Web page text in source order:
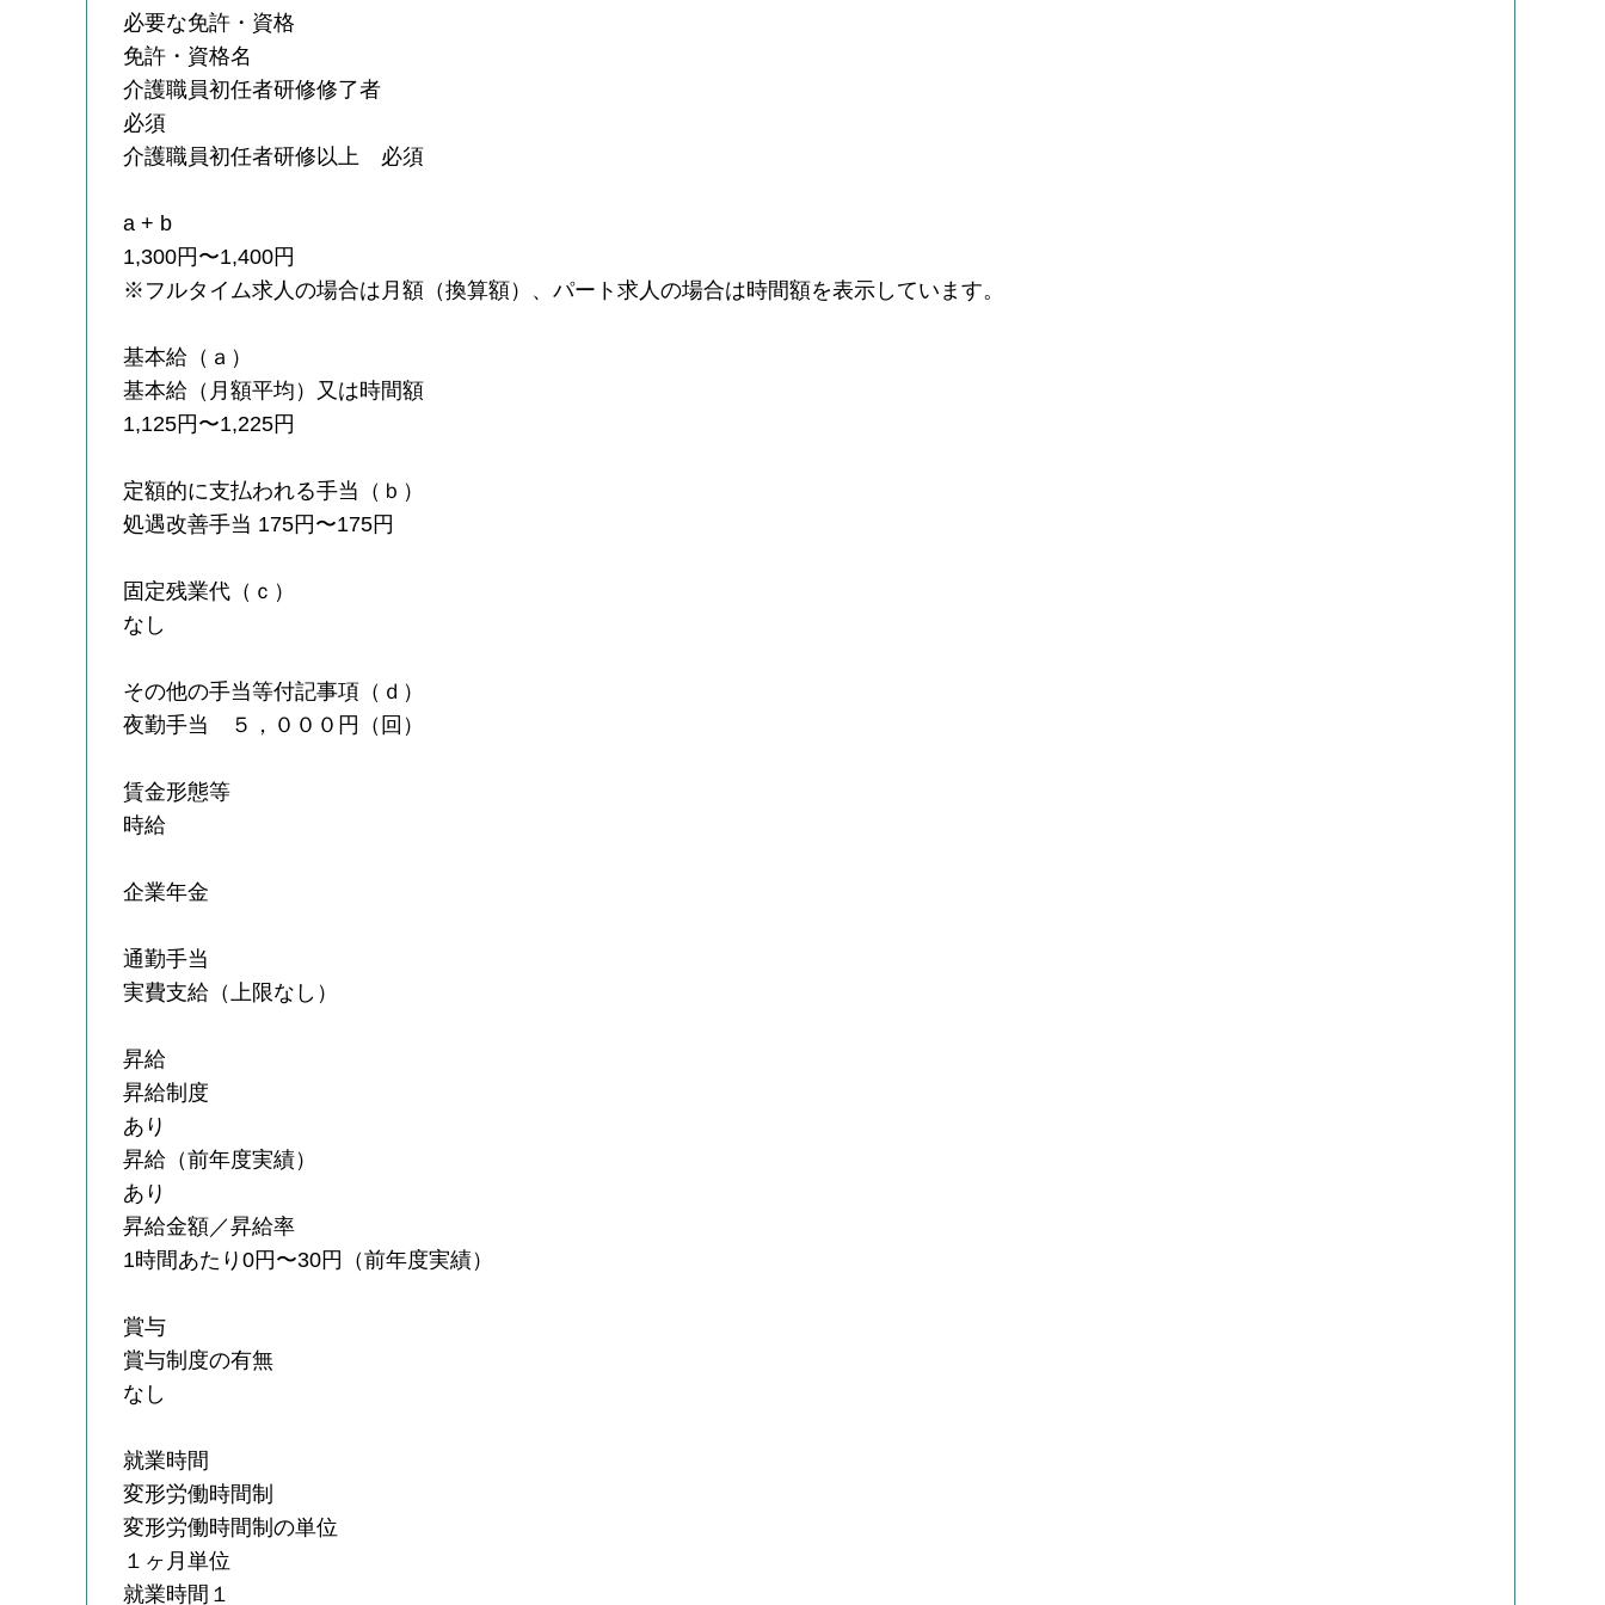
必要な免許・資格
免許・資格名
介護職員初任者研修修了者
必須
介護職員初任者研修以上 必須
a + b
1,300円〜1,400円
※フルタイム求人の場合は月額（換算額）、パート求人の場合は時間額を表示しています。
基本給（ａ）
基本給（月額平均）又は時間額
1,125円〜1,225円
定額的に支払われる手当（ｂ）
処遇改善手当 175円〜175円
固定残業代（ｃ）
なし
その他の手当等付記事項（ｄ）
夜勤手当 ５，０００円（回）
賃金形態等
時給
企業年金
通勤手当
実費支給（上限なし）
昇給
昇給制度
あり
昇給（前年度実績）
あり
昇給金額／昇給率
1時間あたり0円〜30円（前年度実績）
賞与
賞与制度の有無
なし
就業時間
変形労働時間制
変形労働時間制の単位
１ヶ月単位
就業時間１